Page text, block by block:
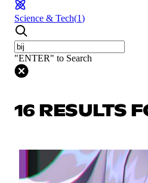
Science & Tech(1)
"ENTER" to Search
16 RESULTS